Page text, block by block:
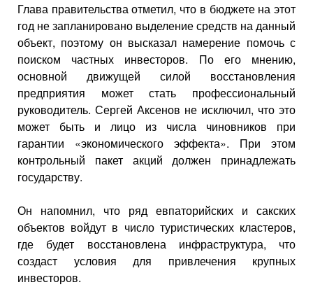
Глава правительства отметил, что в бюджете на этот
год не запланировано выделение средств на данный
объект, поэтому он высказал намерение помочь с
поиском частных инвесторов. По его мнению,
основной движущей силой восстановления
предприятия может стать профессиональный
руководитель. Сергей Аксенов не исключил, что это
может быть и лицо из числа чиновников при
гарантии «экономического эффекта». При этом
контрольный пакет акций должен принадлежать
государству.
Он напомнил, что ряд евпаторийских и сакских
объектов войдут в число туристических кластеров,
где будет восстановлена инфраструктура, что
создаст условия для привлечения крупных
инвесторов.